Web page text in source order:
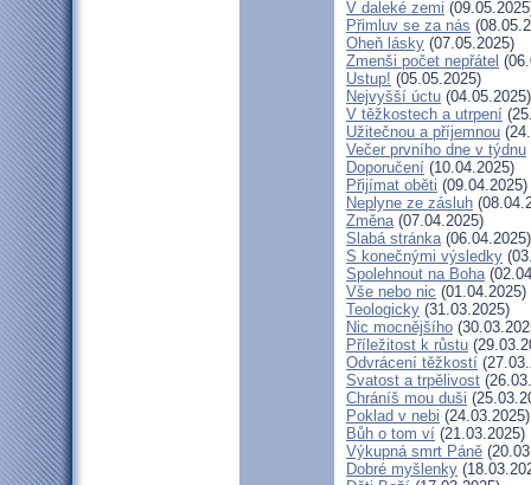
V daleké zemi
Přimluv se za nás
Oheň lásky (07.05.2025)
Zmenši počet nepřátel
Ustup! (05.05.2025)
Nejvyšší úctu (04.05.2025)
V těžkostech a utrpení
Užitečnou a příjemnou
Večer prvního dne v týdnu
Doporučení (10.04.2025)
Přijímat oběti (09.04.2025)
Neplyne ze zásluh
Změna(07.04.2025)
Slabá stránka(06.04.2025)
S konečnými výsledky
Spolehnout na Boha
Vše nebo nic (01.04.2025)
Teologicky (31.03.2025)
Nic mocnějšího
Příležitost k růstu
Odvrácení těžkostí
Svatost a trpělivost
Chráníš mou duši
Poklad v nebi (24.03.2025)
Bůh o tom ví (21.03.2025)
Výkupná smrt Páně
Dobré myšlenky